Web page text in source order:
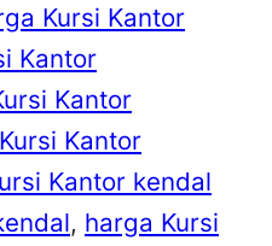
Kursi Kantor
Kantor
Kantor
Kantor
Kantor kendal
, harga Kursi